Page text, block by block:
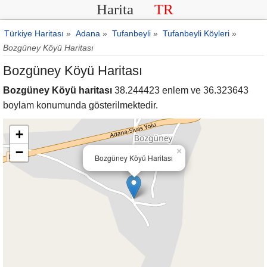
Harita TR
Türkiye Haritası » Adana » Tufanbeyli » Tufanbeyli Köyleri »
Bozgüney Köyü Haritası
Bozgüney Köyü Haritası
Bozgüney Köyü haritası 38.244423 enlem ve 36.323643
boylam konumunda gösterilmektedir.
Bozgüney Köyü Haritası
×
+
−